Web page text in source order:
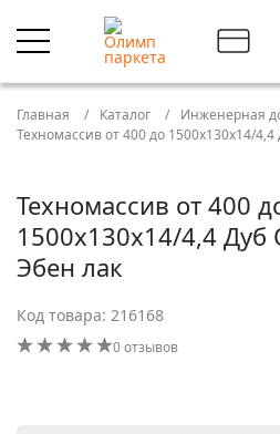
Главная Каталог Инженерная
Техномассив от 400 до 1500х130х14/
Техномассив от 400
1500х130х14/4,4
Эбен лак
Код товара: 216168
0 отзывов